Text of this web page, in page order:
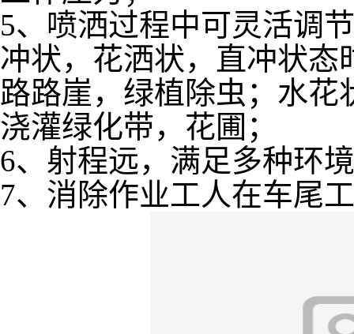
5、喷洒过程中可灵活调
冲状，花洒状，直冲状态
路路崖，绿植除虫；水
浇灌绿化带，花圃；
6、射程远，满足多种环
7、消除作业工人在车尾